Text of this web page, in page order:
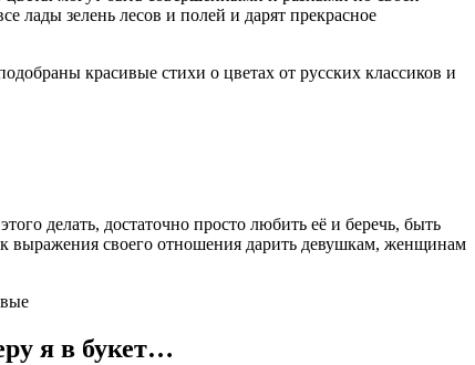
зелень лесов и полей и дарят прекрасное
красивые стихи о цветах от русских классиков и
делать, достаточно просто любить её и беречь, быть
выражения своего отношения дарить девушкам, женщинам
я в букет…